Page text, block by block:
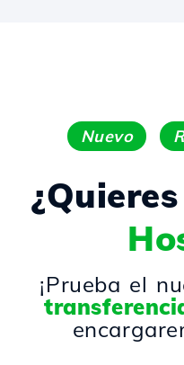
Nuevo
¡Prueba el